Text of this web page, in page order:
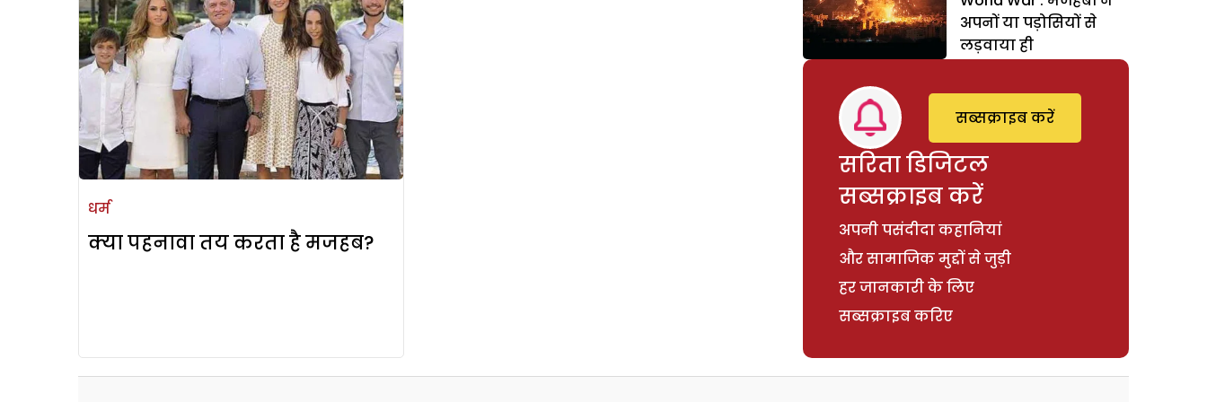
धर्म
क्या पहनावा तय करता है मजहब?
अपनों या पड़ोसियों से
लड़वाया ही
सरिता डिजिटल
सब्सक्राइब करें
अपनी पसंदीदा कहानियां
और सामाजिक मुद्दों से जुड़ी
हर जानकारी के लिए
सब्सक्राइब करिए
सब्सक्राइब करें